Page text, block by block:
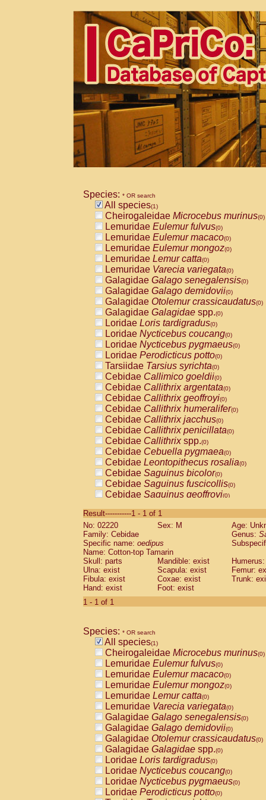
Species: * OR search
All species(1)
Cheirogaleidae Microcebus murinus(0)
Lemuridae Eulemur fulvus(0)
Lemuridae Eulemur macaco(0)
Lemuridae Eulemur mongoz(0)
Lemuridae Lemur catta(0)
Lemuridae Varecia variegata(0)
Galagidae Galago senegalensis(0)
Galagidae Galago demidovii(0)
Galagidae Otolemur crassicaudatus(0)
Galagidae Galagidae spp.(0)
Loridae Loris tardigradus(0)
Loridae Nycticebus coucang(0)
Loridae Nycticebus pygmaeus(0)
Loridae Perodicticus potto(0)
Tarsiidae Tarsius syrichta(0)
Cebidae Callimico goeldii(0)
Cebidae Callithrix argentata(0)
Cebidae Callithrix geoffroyi(0)
Cebidae Callithrix humeralifer(0)
Cebidae Callithrix jacchus(0)
Cebidae Callithrix penicillata(0)
Cebidae Callithrixspp.(0)
Cebidae Cebuella pygmaea(0)
Cebidae Leontopithecus rosalia(0)
Cebidae Saguinus bicolor(0)
Cebidae Saguinus fuscicollis(0)
Cebidae Saguinus geoffroyi(0)
CebidaeSaguinus labiatus(0)
Cebidae Saguinus leucopus (0)
Cebidae
CebidaeSaguinus mystax
Cebidae Saguinus nigricollis (0)
Cebidae Saguinus oedipus
Cebidae Saguinus weddelli
Cebidae Saguinusspp.
Cebidae
CebidaeCebus capucinus
CebidaeCebus nigrivittatus
CebidaeCebus spp.(0)
CebidaeSaimiri boliviensis(0)
CebidaeSaimiri sciureus(0)
AtelidaeAlouatta caraya(0)
AtelidaeAlouatta fusca(0)
AtelidaeAlouatta seniculus(0)
AtelidaeAlouattaspp.(0)
AtelidaeAteles belzebuth(0)
AtelidaeAteles geoffroyi(0)
AtelidaeAteles paniscus(0)
AtelidaeAtelesspp.(0)
AtelidaeLagothrix lagothricha(0)
AtelidaeLagothrix lagothricha cana
PitheciidaeCacajao calvus
Result-----------1 - 1 of 1
No: 02220
Sex: M
Age:
Family: Cebidae
Genus:
Specific name: oedipus
Name: Cotton-top Tamarin
Skull: parts
Mandible: exist
Ulna: exist
Scapula: exist
Femur:
Fibula: exist
Coxae: exist
Trunk:
Hand: exist
Foot: exist
1 - 1 of 1
Species: * OR search
All species(1)
Cheirogaleidae Microcebus murinus(0)
Lemuridae Eulemur fulvus(0)
Lemuridae Eulemur macaco(0)
Lemuridae Eulemur mongoz(0)
Lemuridae Lemur catta(0)
Lemuridae Varecia variegata(0)
Galagidae Galago senegalensis(0)
Galagidae Galago demidovii(0)
Galagidae Otolemur crassicaudatus(0)
Galagidae Galagidae spp.(0)
Loridae Loris tardigradus(0)
Loridae Nycticebus coucang(0)
Loridae Nycticebus pygmaeus(0)
Loridae Perodicticus potto(0)